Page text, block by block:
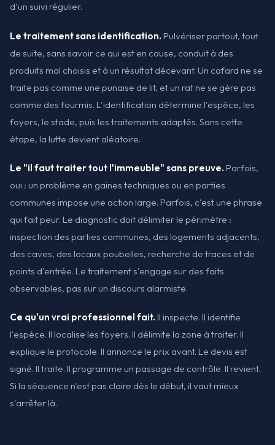
d'un suivi régulier.
Le traitement sans identification. Pulvériser partout, tout
de suite, sans savoir ce qui est en cause, conduit à des
produits mal choisis et à un résultat décevant. Un cafard ne se
traite pas comme une punaise de lit, et un rat ne se gère pas
comme des fourmis. L'identification détermine l'espèce, les
foyers, le stade, puis les traitements adaptés. Sans cette
étape, la lutte devient aléatoire.
Le "il faut traiter tout l'immeuble" sans preuve. Parfois,
oui : un problème en gaines techniques ou en parties
communes impose une action large. Parfois, c'est une phrase
qui fait peur. Le diagnostic doit délimiter le périmètre :
inspection des parties communes, des logements adjacents,
des caves, des locaux poubelles, recherche de traces et de
points d'entrée. Le traitement s'engage sur des faits
observables, pas sur un discours alarmiste.
Ce qu'un vrai professionnel fait. Il inspecte. Il identifie
l'espèce. Il localise les foyers. Il délimite la zone à traiter. Il
explique le protocole. Il annonce le prix avant. Le devis est
signé. Il traite. Il programme un passage de contrôle. Il revient.
Si la séquence n'est pas claire dès le début, il vaut mieux
s'arrêter là.